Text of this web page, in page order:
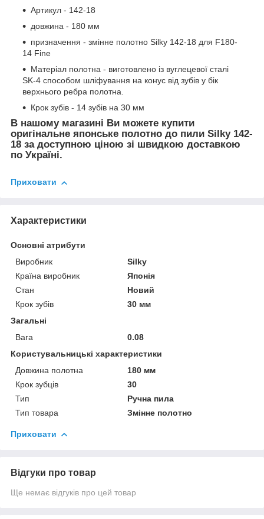
Артикул - 142-18
довжина - 180 мм
призначення - змінне полотно Silky 142-18 для F180-
14 Fine
Матеріал полотна - виготовлено із вуглецевої сталі
SK-4 способом шліфування на конус від зубів у бік
верхнього ребра полотна.
Крок зубів - 14 зубів на 30 мм
В нашому магазині Ви можете купити
оригінальне японське полотно до пили Silky 142-
18 за доступною ціною зі швидкою доставкою
по Україні.
Приховати
Характеристики
Основні атрибути
Виробник
Silky
Країна виробник
Японія
Стан
Новий
Крок зубів
30 мм
Загальні
Вага
0.08
Користувальницькі характеристики
Довжина полотна
180 мм
Крок зубців
30
Тип
Ручна пила
Тип товара
Змінне полотно
Приховати
Відгуки про товар
Ще немає відгуків про цей товар